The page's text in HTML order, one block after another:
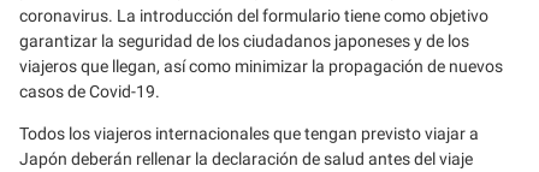
coronavirus. La introducción del formulario tiene como objetivo
garantizar la seguridad de los ciudadanos japoneses y de los
viajeros que llegan, así como minimizar la propagación de nuevos
casos de Covid-19.
Todos los viajeros internacionales que tengan previsto viajar a
Japón deberán rellenar la declaración de salud antes del viaje